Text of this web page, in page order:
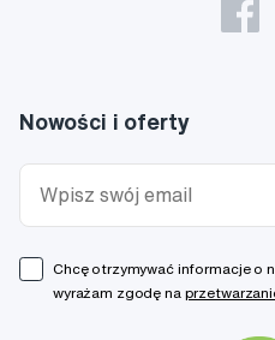
Nowości i oferty
Chcę otrzymywać informacje o
wyrażam zgodę na